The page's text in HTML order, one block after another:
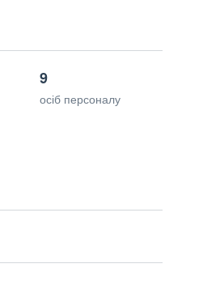
9
осіб персоналу